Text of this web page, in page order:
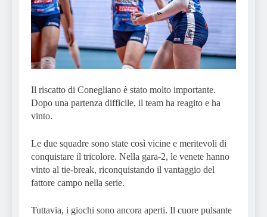
Il riscatto di Conegliano è stato molto importante.
Dopo una partenza difficile, il team ha reagito e ha
vinto.
Le due squadre sono state così vicine e meritevoli di
conquistare il tricolore. Nella gara-2, le venete hanno
vinto al tie-break, riconquistando il vantaggio del
fattore campo nella serie.
Tuttavia, i giochi sono ancora aperti. Il cuore pulsante